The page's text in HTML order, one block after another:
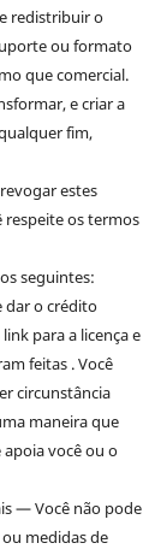
redistribuir o
ou formato
que comercial.
e criar a
fim,
estes
respeite os termos
seguintes:
dar o crédito
para a licença e
feitas . Você
circunstância
maneira que
você ou o
— Você não pode
medidas de